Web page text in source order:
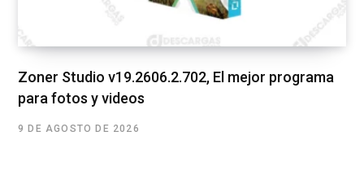
Zoner Studio v19.2606.2.702, El mejor programa
para fotos y videos
9 DE AGOSTO DE 2026